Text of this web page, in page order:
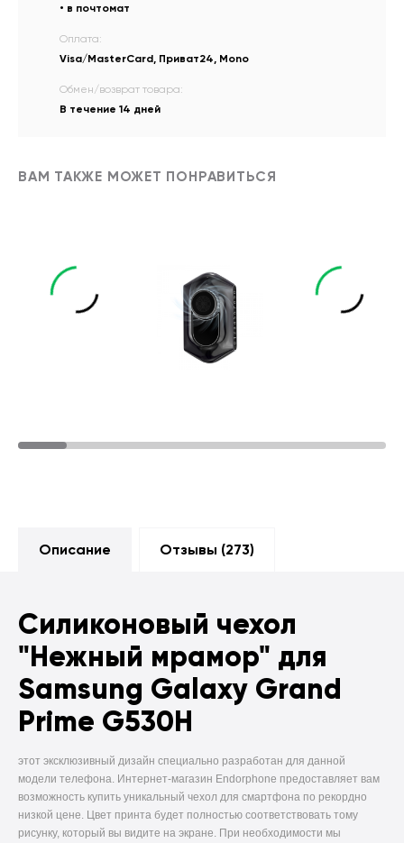
• в почтомат
Оплата:
Visa/MasterCard, Приват24, Mono
Обмен/возврат товара:
В течение 14 дней
ВАМ ТАКЖЕ МОЖЕТ ПОНРАВИТЬСЯ
Описание Отзывы (273)
Силиконовый чехол
"Нежный мрамор" для
Samsung Galaxy Grand
Prime G530H
этот эксклюзивный дизайн специально разработан для данной
модели телефона. Интернет-магазин Endorphone предоставляет вам
возможность купить уникальный чехол для смартфона по рекордно
низкой цене. Цвет принта будет полностью соответствовать тому
рисунку, который вы видите на экране. При необходимости мы